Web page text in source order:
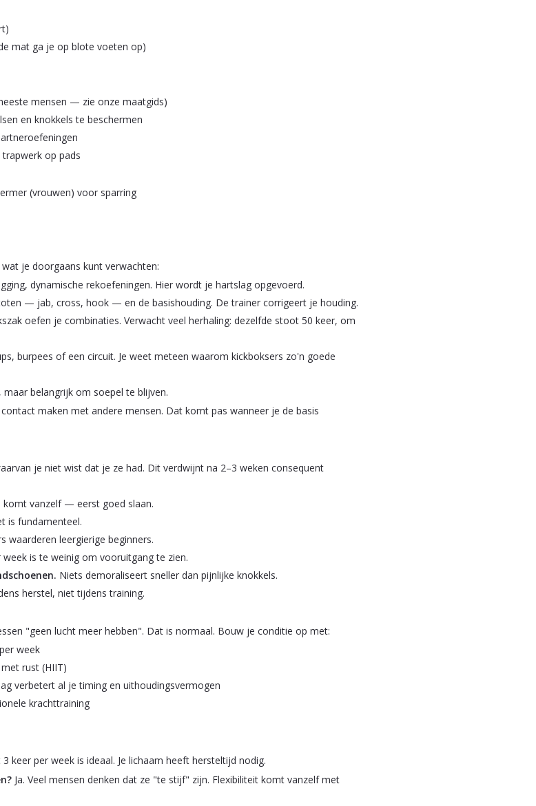
mat ga je op blote voeten op)
mensen — zie onze maatgids)
en knokkels te beschermen
op pads
(vrouwen) voor sparring
je doorgaans kunt verwachten:
dynamische rekoefeningen. Hier wordt je hartslag opgevoerd.
— jab, cross, hook — en de basishouding. De trainer corrigeert je houding.
oefen je combinaties. Verwacht veel herhaling: dezelfde stoot 50 keer, om
burpees of een circuit. Je weet meteen waarom kickboksers zo'n goede
maar belangrijk om soepel te blijven.
maken met andere mensen. Dat komt pas wanneer je de basis
je niet wist dat je ze had. Dit verdwijnt na 2–3 weken consequent
komt vanzelf — eerst goed slaan.
is fundamenteel.
waarderen leergierige beginners.
week is te weinig om vooruitgang te zien.
Niets demoraliseert sneller dan pijnlijke knokkels.
herstel, niet tijdens training.
"geen lucht meer hebben". Dat is normaal. Bouw je conditie op met:
week
rust (HIIT)
verbetert al je timing en uithoudingsvermogen
krachttraining
keer per week is ideaal. Je lichaam heeft hersteltijd nodig.
Ja. Veel mensen denken dat ze "te stijf" zijn. Flexibiliteit komt vanzelf met